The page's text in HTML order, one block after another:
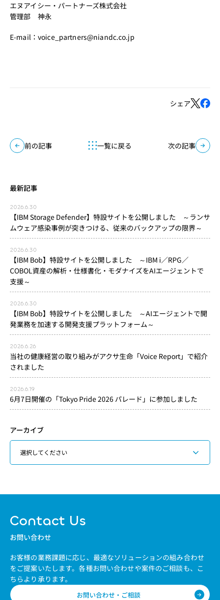
エヌアイシー・パートナーズ株式会社
管理部 神永
E-mail：voice_partners@niandc.co.jp
シェア
前の記事 一覧に戻る 次の記事
最新記事
2026.6.30
【IBM Storage Defender】特設サイトを公開しました ～ランサ
ムウェア感染事例が突きつける、従来のバックアップの限界～
2026.6.30
【IBM Bob】特設サイトを公開しました ～IBM i／RPG／
COBOL資産の解析・仕様書化・モダナイズをAIエージェントで
支援～
2026.6.30
【IBM Bob】特設サイトを公開しました ～AIエージェントで開
発業務を加速する開発支援プラットフォーム～
2026.6.26
当社の健康経営の取り組みがアクサ生命「Voice Report」で紹介
されました
2026.6.19
6月7日開催の「Tokyo Pride 2026 パレード」に参加しました
アーカイブ
Contact Us
お問い合わせ
お客様の業務課題に応じ、最適なソリューションの組み合わせ
をご提案いたします。各種お問い合わせや案件のご相談も、こ
ちらより承ります。
お問い合わせ・ご相談